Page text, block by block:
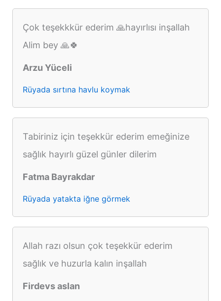
Çok teşekkkür ederim 🙏hayırlısı inşallah
Alim bey 🙏🍀
Arzu Yüceli
Rüyada sırtına havlu koymak
Tabiriniz için teşekkür ederim emeğinize
sağlık hayırlı güzel günler dilerim
Fatma Bayrakdar
Rüyada yatakta iğne görmek
Allah razı olsun çok teşekkür ederim
sağlık ve huzurla kalın inşallah
Firdevs aslan